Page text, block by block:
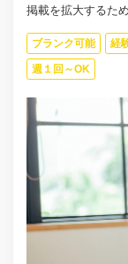
掲載を拡大するた
ブランク可能 経
週１回～OK